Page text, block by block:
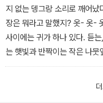
리스펙토르가 데뷔작에 담은
의 세계에서만 발견할 수 있
은 단어들의 관습에 도전하고
미지를 탄생시키곤 한다. 본 작
을 반영했다. 즉, 주로 ‘야성의
t‘를 ‘야생의 심장‘이라는 이
지 없는 뎅그랑 소리로 깨어
장은 뭐라고 말했지? 옷- 옷-
사이에는 귀가 하나 있다. 듣
는 햇빛과 반짝이는 작은 나
그녀는 반짝이는 차가운 유리